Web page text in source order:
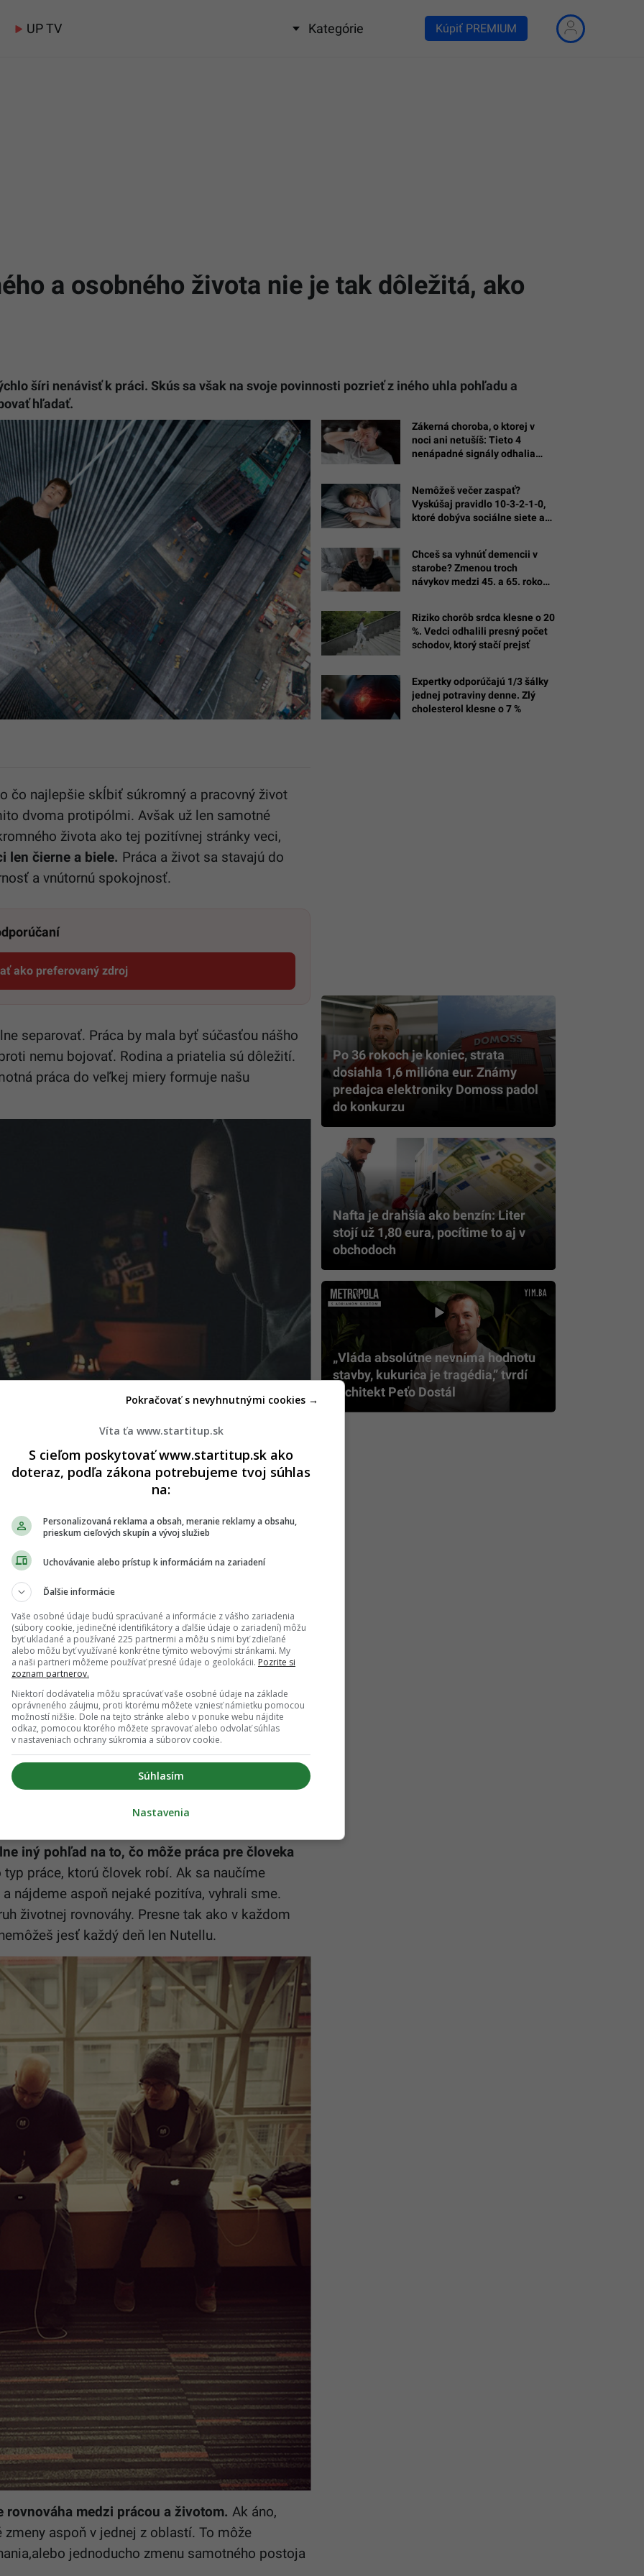
UP TV Kategórie Kúpiť PREMIUM
a osobného života nie je tak dôležitá, ako
šíri nenávisť k práci. Skús sa však na svoje povinnosti pozrieť z iného uhla pohľadu a
hľadať.
čo najlepšie skĺbiť súkromný a pracovný život
dvoma protipólmi. Avšak už len samotné
života ako tej pozitívnej stránky veci,
len čierne a biele. Práca a život sa stavajú do
a vnútornú spokojnosť.
ako preferovaný zdroj
Startitup, odkaz sa otvorí v novom okne
separovať. Práca by mala byť súčasťou nášho
nemu bojovať. Rodina a priatelia sú dôležití.
práca do veľkej miery formuje našu
najlepším dôvodom, prečo ráno vstať
Avšak každý človek by mal byť schopný si na
byť práve správca tropického ostrova, aby
a mať z neho radosť. Veľakrát ide skôr o náš
neubíja.
smetiara, čo sa mu stalo, že musí robiť takúto
otázka mala negatívny náboj). Chlapík
ju rád a nevymenil by som ju za žiadnu inú.“
ako je možné, že mu nevadí takýto druh
a mám tu česť čistiť naše mesto. Beriem to
ulicou a súťažím s ostatným kolegami,
iný pohľad na to, čo môže práca pre človeka
práce, ktorú človek robí. Ak sa naučíme
nájdeme aspoň nejaké pozitíva, vyhrali sme.
životnej rovnováhy. Presne tak ako v každom
jesť každý deň len Nutellu.
rovnováha medzi prácou a životom. Ak áno,
aspoň v jednej z oblastí. To môže
jednoducho zmenu samotného postoja
Zákerná choroba, o ktorej v
noci ani netušíš: Tieto 4
nenápadné signály odhalia
Nemôžeš večer zaspať?
Vyskúšaj pravidlo 10-3-2-1-0,
ktoré dobýva sociálne siete a
Chceš sa vyhnúť demencii v
starobe? Zmenou troch
návykov medzi 45. a 65. rokom
Riziko chorôb srdca klesne o 20
%. Vedci odhalili presný počet
schodov, ktorý stačí prejsť
Expertky odporúčajú 1/3 šálky
jednej potraviny denne. Zlý
cholesterol klesne o 7 %
Po 36 rokoch je koniec, strata
dosiahla 1,6 milióna eur. Známy
predajca elektroniky Domoss padol
do konkurzu
Nafta je drahšia ako benzín: Liter
stojí už 1,80 eura, pocítime to aj v
obchodoch
„Vláda absolútne nevníma hodnotu
stavby, kukurica je tragédia,” tvrdí
architekt Peťo Dostál
Víta ťa www.startitup.sk
S cieľom poskytovať www.startitup.sk ako
doteraz, podľa zákona potrebujeme tvoj súhlas
na:
Personalizovaná reklama a obsah, meranie reklamy a obsahu,
prieskum cieľových skupín a vývoj služieb
Uchovávanie alebo prístup k informáciám na zariadení
Ďalšie informácie
Vaše osobné údaje budú spracúvané a informácie z vášho zariadenia
(súbory cookie, jedinečné identifikátory a ďalšie údaje o zariadení) môžu
byť ukladané a používané 225 partnermi a môžu s nimi byť zdieľané
alebo môžu byť využívané konkrétne týmito webovými stránkami. My
a naši partneri môžeme používať presné údaje o geolokácii. Pozrite si
zoznam partnerov.
Niektorí dodávatelia môžu spracúvať vaše osobné údaje na základe
oprávneného záujmu, proti ktorému môžete vzniesť námietku pomocou
možností nižšie. Dole na tejto stránke alebo v ponuke webu nájdite
odkaz, pomocou ktorého môžete spravovať alebo odvolať súhlas
v nastaveniach ochrany súkromia a súborov cookie.
Súhlasím
Pokračovať s nevyhnutnými cookies →
Nastavenia